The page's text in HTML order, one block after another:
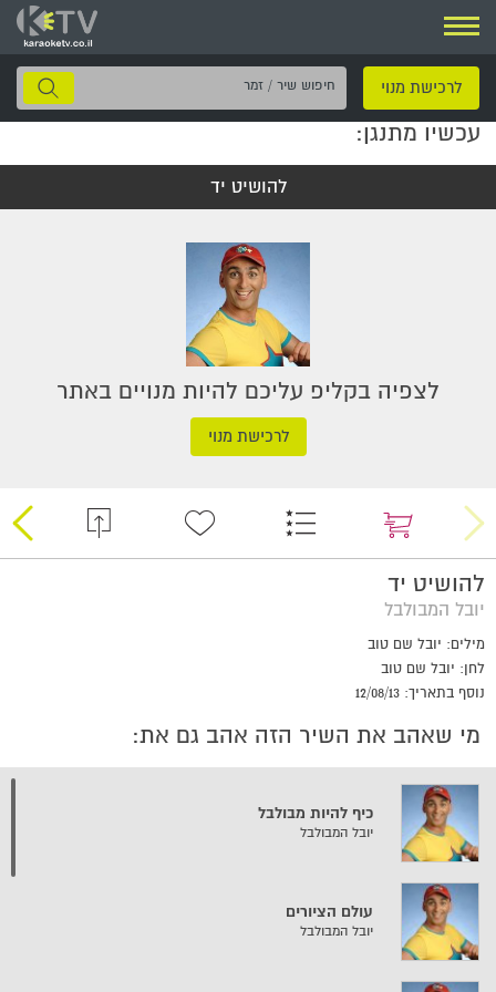
ניווט
לרכישת מנוי
חיפוש
שיר
עכשיו מתנגן:
להושיט יד
לצפיה בקליפ עליכם להיות מנויים באתר
לרכישת מנוי
להושיט יד
יובל המבולבל
מילים: יובל שם טוב
לחן: יובל שם טוב
נוסף בתאריך: 12/08/13
מי שאהב את השיר הזה אהב גם את:
כיף להיות מבולבל
יובל המבולבל
עולם הציורים
יובל המבולבל